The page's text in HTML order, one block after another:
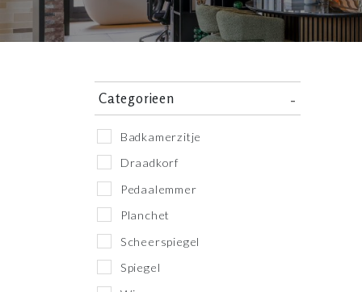
Categorieen
Badkamerzitje
Draadkorf
Pedaalemmer
Planchet
Scheerspiegel
Spiegel